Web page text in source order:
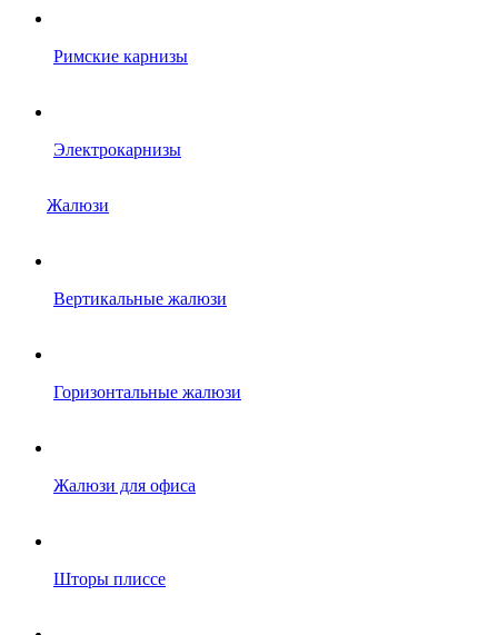
Римские карнизы
Электрокарнизы
Жалюзи
Вертикальные жалюзи
Горизонтальные жалюзи
Жалюзи для офиса
Шторы плиссе